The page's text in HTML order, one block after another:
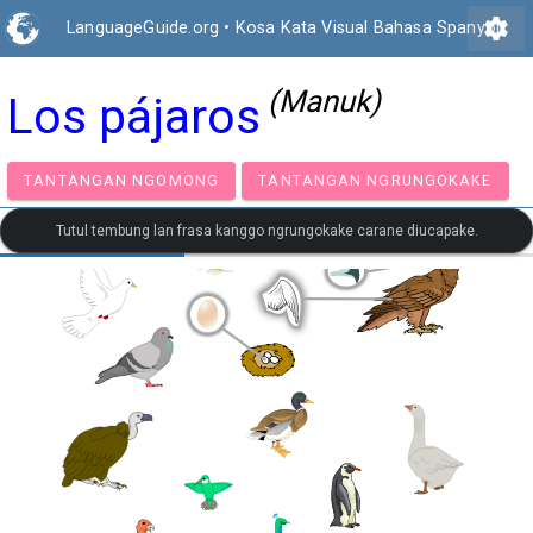
LanguageGuide.org • Kosa Kata Visual Bahasa Spanyol
settings
Los pájaros (Manuk)
TANTANGAN NGOMONG TANTANGAN
Tutul tembung lan frasa kanggo ngrungokake carane diucapake.